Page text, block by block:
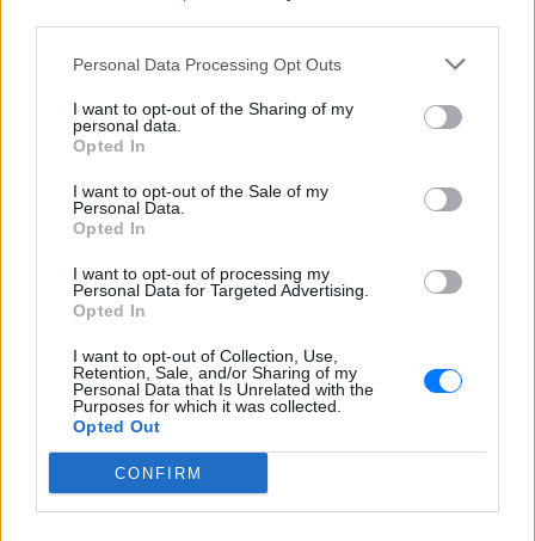
Personal Data Processing Opt Outs
I want to opt-out of the Sharing of my
personal data.
Opted In
I want to opt-out of the Sale of my
Personal Data.
Opted In
I want to opt-out of processing my
Personal Data for Targeted Advertising.
Opted In
I want to opt-out of Collection, Use,
Retention, Sale, and/or Sharing of my
Personal Data that Is Unrelated with the
Purposes for which it was collected.
Opted Out
CONFIRM
Η Γαρυφαλλιά Καληφώνη στην
Πάρο με μαύρο μπικίνι ‑ δείτε
τις πόζες της
Το μοντέλο μοιράστηκε φωτογραφίες
Ιωάννα Τούνη: «Έβγαλα όλο το
ΣΉΜΕΡΑ
followers της στο Instagram τις δύσκολες
ώρες που πέρασε.